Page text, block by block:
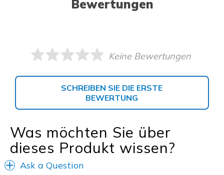
Bewertungen
Keine Bewertungen
SCHREIBEN SIE DIE ERSTE
BEWERTUNG
Was möchten Sie über
dieses Produkt wissen?
Ask a Question